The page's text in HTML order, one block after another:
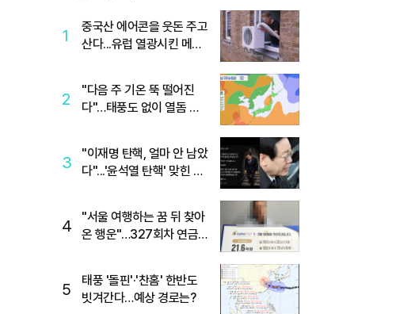
1
중국산 에어콘을 웃돈 주고
산다...유럽 열광시킨 메이
2
"다음 주 기온 뚝 떨어진
다"…태풍도 없이 열돔 박
3
"이재명 탄핵, 얼마 안 남았
다"...'윤석열 탄핵' 맞힌 무
4
"서울 여행하는 꿈 뒤 찾아
온 행운"…327회차 연금
5
태풍 '돌핀'·'찬홈' 한반도
빗겨간다…예상 경로는?